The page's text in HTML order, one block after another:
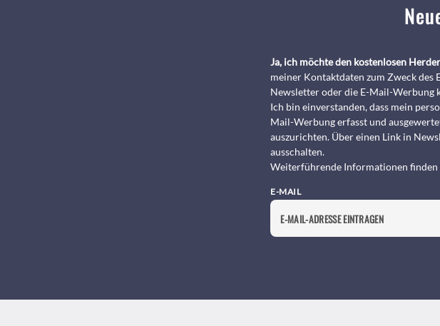
Ja, ich möchte den kostenlosen
meiner Kontaktdaten zum Zweck
Newsletter oder die E-Mail-Werbung
Ich bin einverstanden, dass mein
Mail-Werbung erfasst und
auszurichten. Über einen Link in
ausschalten.
Weiterführende Informationen finden
E-MAIL